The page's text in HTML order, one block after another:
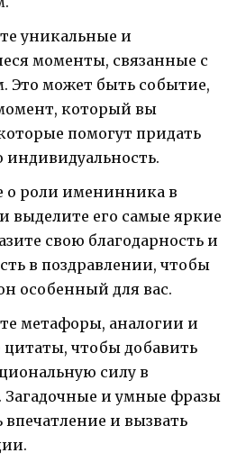
уникальные и
моменты, связанные с
может быть событие,
который вы
помогут придать
о роли именинника в
выделите его самые яркие
свою благодарность и
в поздравлении, чтобы
особенный для вас.
метафоры, аналогии и
цитаты, чтобы добавить
силу в
Загадочные и умные фразы
впечатление и вызвать